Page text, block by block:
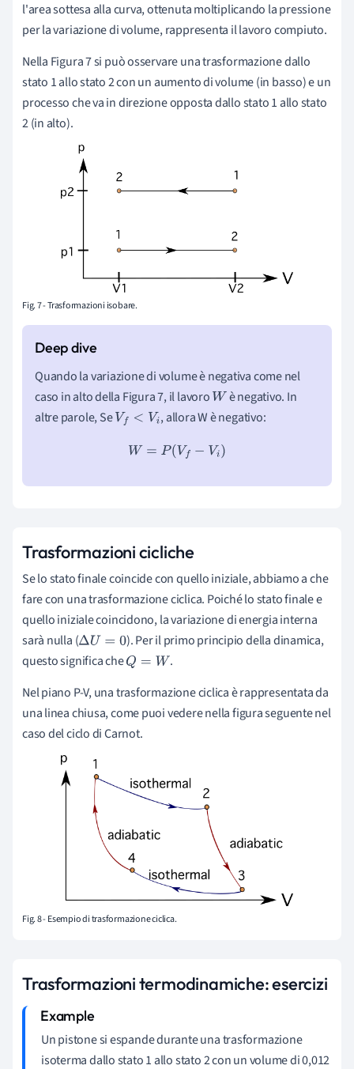
l'area sottesa alla curva, ottenuta moltiplicando la pressione
per la variazione di volume, rappresenta il lavoro compiuto.
Nella Figura 7 si può osservare una trasformazione dallo
stato 1 allo stato 2 con un aumento di volume (in basso) e un
processo che va in direzione opposta dallo stato 1 allo stato
2 (in alto).
Fig. 7 - Trasformazioni isobare.
Quando la variazione di volume è negativa come nel
caso in alto della Figura 7, il lavoro W è negativo. In
altre parole, SeVf< Vi
, allora W è negativo:
W =P(Vf− Vi)
Trasformazioni cicliche
Se lo stato finale coincide con quello iniziale, abbiamo a che
fare con una trasformazione ciclica. Poiché lo stato finale e
quello iniziale coincidono, la variazione di energia interna
sarà nulla (ΔU=0
). Per il primo principio della dinamica,
questo significa cheQ= W
.
Nel piano P-V, una trasformazione ciclica è rappresentata da
una linea chiusa, come puoi vedere nella figura seguente nel
caso del ciclo di Carnot.
Fig. 8 - Esempio di trasformazione ciclica.
Trasformazioni termodinamiche: esercizi
Un pistone si espande durante una trasformazione
isoterma dallo stato 1 allo stato 2 con un volume di 0,012